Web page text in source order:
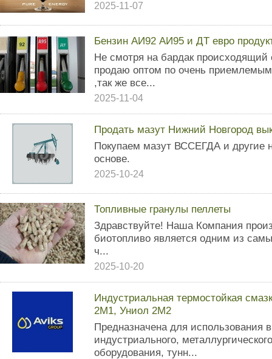
2025-11-07
Бензин АИ92 АИ95 и ДТ евро
Не смотря на бардак
продаю оптом по очень
,так же все...
2025-11-04
Продать мазут Нижний Новгород
Покупаем мазут ВССЕГДА и другие
основе.
2025-10-24
Топливные гранулы пеллеты
Здравствуйте! Наша Компания
биотопливо является одним из
ч...
2025-10-20
Индустриальная термостойкая
2М1, Униол 2М2
Предназначена для использования
индустриального,
оборудования, тунн...